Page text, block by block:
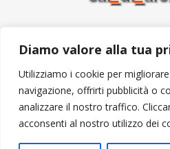
Diamo valore alla tua
Utilizziamo i cookie per
navigazione, offrirti pubblicità o
analizzare il nostro traffico.
acconsenti al nostro utilizzo dei
Secured Lettericon byIcons8
cai arenzano